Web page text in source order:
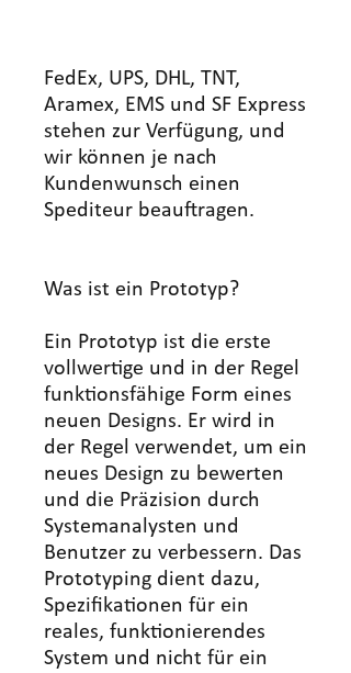
FedEx, UPS, DHL, TNT,
Aramex, EMS und SF Express
stehen zur Verfügung, und
wir können je nach
Kundenwunsch einen
Spediteur beauftragen.
Was ist ein Prototyp?
Ein Prototyp ist die erste
vollwertige und in der Regel
funktionsfähige Form eines
neuen Designs. Er wird in
der Regel verwendet, um ein
neues Design zu bewerten
und die Präzision durch
Systemanalysten und
Benutzer zu verbessern. Das
Prototyping dient dazu,
Spezifikationen für ein
reales, funktionierendes
System und nicht für ein